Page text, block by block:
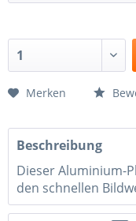
Merken
Beschreibung
Dieser Aluminium-
den schnellen